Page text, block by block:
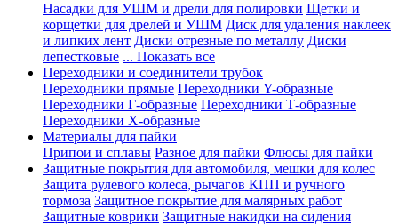
Насадки для УШМ и дрели для полировки Щетки и
корщетки для дрелей и УШМ Диск для удаления наклеек
и липких лент Диски отрезные по металлу Диски
лепестковые ... Показать все
Переходники и соединители трубок
Переходники прямые Переходники Y-образные
Переходники Г-образные Переходники Т-образные
Переходники Х-образные
Материалы для пайки
Припои и сплавы Разное для пайки Флюсы для пайки
Защитные покрытия для автомобиля, мешки для колес
Защита рулевого колеса, рычагов КПП и ручного
тормоза Защитное покрытие для малярных работ
Защитные коврики Защитные накидки на сидения